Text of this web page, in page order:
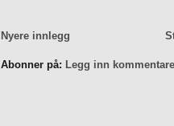
Nyere innlegg
Abonner på: Legg inn